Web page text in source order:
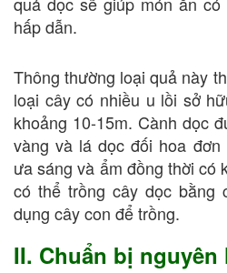
hấp dẫn.
Thông thường loại quả này
loại cây có nhiều u lồi sở
khoảng 10-15m. Cành dọc
vàng và lá dọc đối hoa
ưa sáng và ẩm đồng thời có
có thể trồng cây dọc bằng
dụng cây con để trồng.
II. Chuẩn bị nguyên